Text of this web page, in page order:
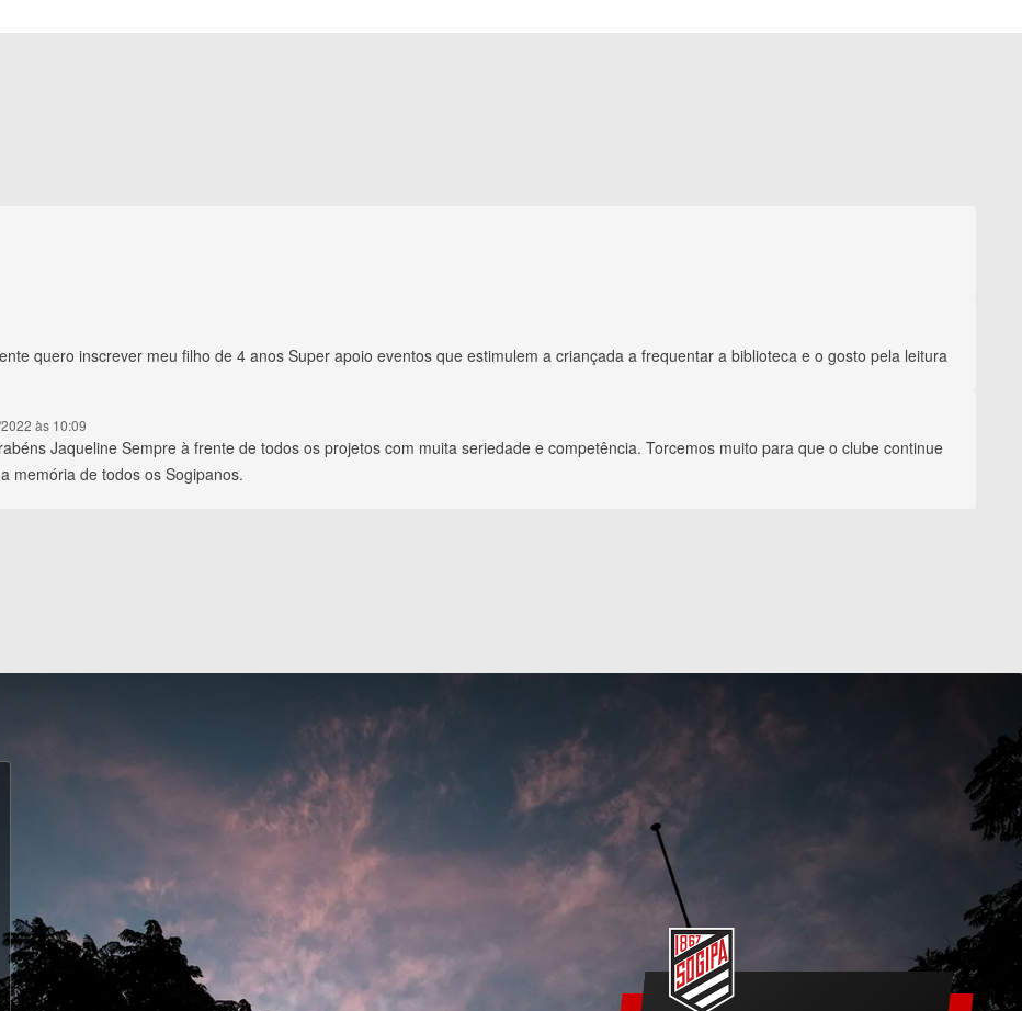
quero inscrever meu filho de 4 anos Super apoio eventos que estimulem a criançada a frequentar a biblioteca e o gosto pela leitura
às 10:09
Jaqueline Sempre à frente de todos os projetos com muita seriedade e competência. Torcemos muito para que o clube continue
memória de todos os Sogipanos.